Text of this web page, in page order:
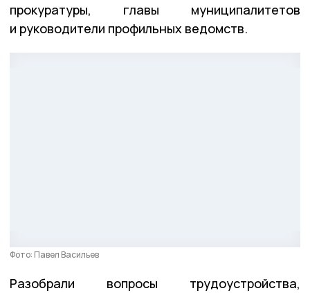
прокуратуры, главы муниципалитетов
и руководители профильных ведомств.
Фото: Павел Васильев
Разобрали вопросы трудоустройства,